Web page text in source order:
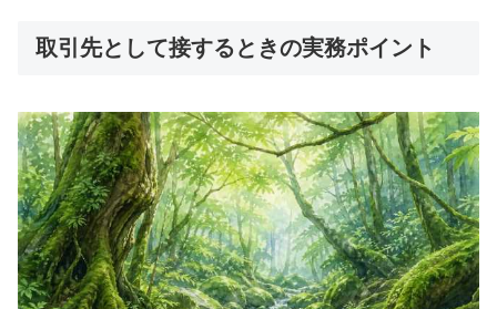
取引先として接するときの実務ポイント